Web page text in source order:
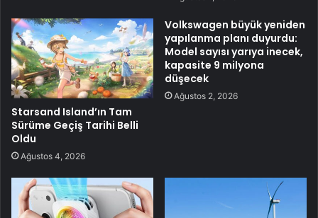
Starsand Island’ın Tam
Sürüme Geçiş Tarihi Belli
Oldu
Ağustos 4, 2026
Volkswagen büyük yeniden
yapılanma planı duyurdu:
Model sayısı yarıya inecek,
kapasite 9 milyona
düşecek
Ağustos 2, 2026